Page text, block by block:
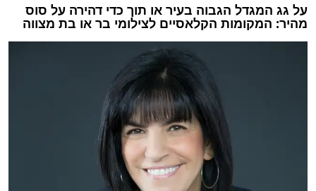
על גג המגדל הגבוה בעיר או תוך כדי דהירה על סוס
מהיר: המקומות הקלאסיים לצילומי בר או בת מצווה